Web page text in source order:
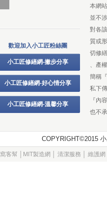
歡迎加入小工匠粉絲團
小工匠修繕網-撇步分享
小工匠修繕網-好心情分享
小工匠修繕網-溫馨分享
本網
並不
對各
質或
切修
、產
簡稱
私下
『內
也不
窩客幫│ MIT製造網 清潔服務 維護網